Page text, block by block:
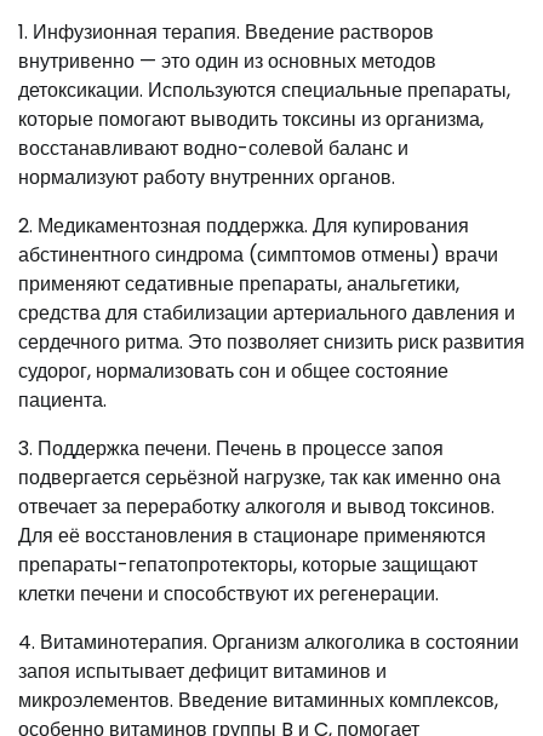
1. Инфузионная терапия. Введение растворов
внутривенно — это один из основных методов
детоксикации. Используются специальные препараты,
которые помогают выводить токсины из организма,
восстанавливают водно-солевой баланс и
нормализуют работу внутренних органов.
2. Медикаментозная поддержка. Для купирования
абстинентного синдрома (симптомов отмены) врачи
применяют седативные препараты, анальгетики,
средства для стабилизации артериального давления и
сердечного ритма. Это позволяет снизить риск развития
судорог, нормализовать сон и общее состояние
пациента.
3. Поддержка печени. Печень в процессе запоя
подвергается серьёзной нагрузке, так как именно она
отвечает за переработку алкоголя и вывод токсинов.
Для её восстановления в стационаре применяются
препараты-гепатопротекторы, которые защищают
клетки печени и способствуют их регенерации.
4. Витаминотерапия. Организм алкоголика в состоянии
запоя испытывает дефицит витаминов и
микроэлементов. Введение витаминных комплексов,
особенно витаминов группы B и C, помогает